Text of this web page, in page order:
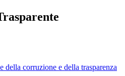
della corruzione e della trasparenza